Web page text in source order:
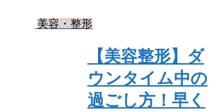
美容・整形
【美容整形】ダ
ウンタイム中の
過ごし方！早く